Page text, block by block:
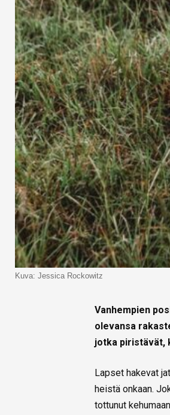
Kuva: Jessica Rockowitz
Vanhempien
olevansa
jotka piristävät,
Lapset hakevat
heistä onkaan.
tottunut